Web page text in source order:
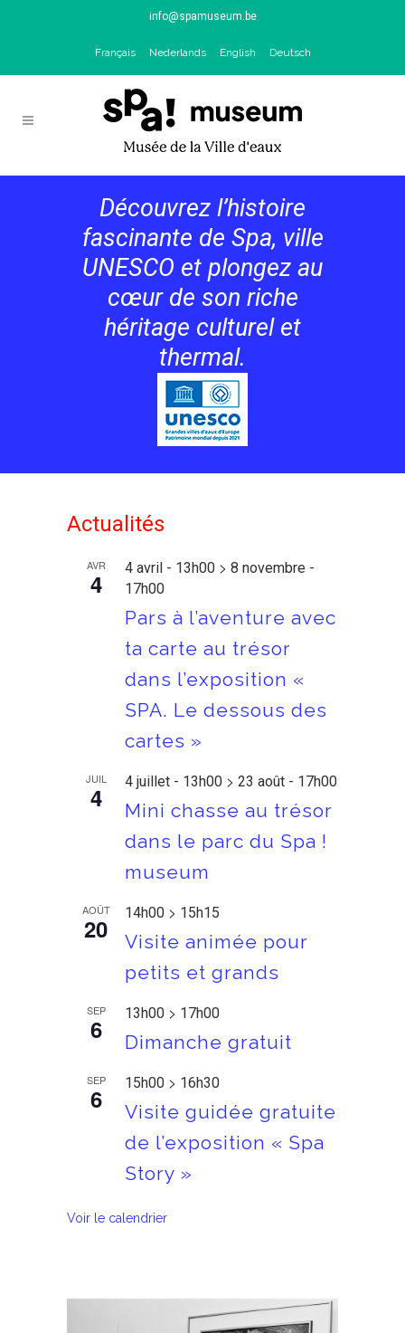
info@spamuseum.be
Français Nederlands English Deutsch
Découvrez l’histoire
fascinante de Spa, ville
UNESCO et plongez au
cœur de son riche
héritage culturel et
thermal.
Actualités
AVR
4
4 avril - 13h00 > 8 novembre -
17h00
Pars à l’aventure avec
ta carte au trésor
dans l’exposition «
SPA. Le dessous des
cartes »
JUIL
4
4 juillet - 13h00 > 23 août - 17h00
Mini chasse au trésor
dans le parc du Spa !
museum
AOÛT
20
14h00 > 15h15
Visite animée pour
petits et grands
SEP
6
13h00 > 17h00
Dimanche gratuit
SEP
6
15h00 > 16h30
Visite guidée gratuite
de l’exposition « Spa
Story »
Voir le calendrier